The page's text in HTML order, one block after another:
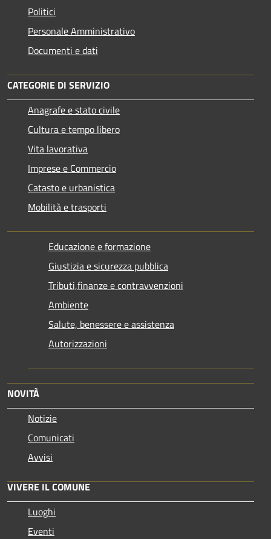
Politici
Personale Amministrativo
Documenti e dati
CATEGORIE DI SERVIZIO
Anagrafe e stato civile
Cultura e tempo libero
Vita lavorativa
Imprese e Commercio
Catasto e urbanistica
Mobilità e trasporti
Educazione e formazione
Giustizia e sicurezza pubblica
Tributi,finanze e contravvenzioni
Ambiente
Salute, benessere e assistenza
Autorizzazioni
NOVITÀ
Notizie
Comunicati
Avvisi
VIVERE IL COMUNE
Luoghi
Eventi